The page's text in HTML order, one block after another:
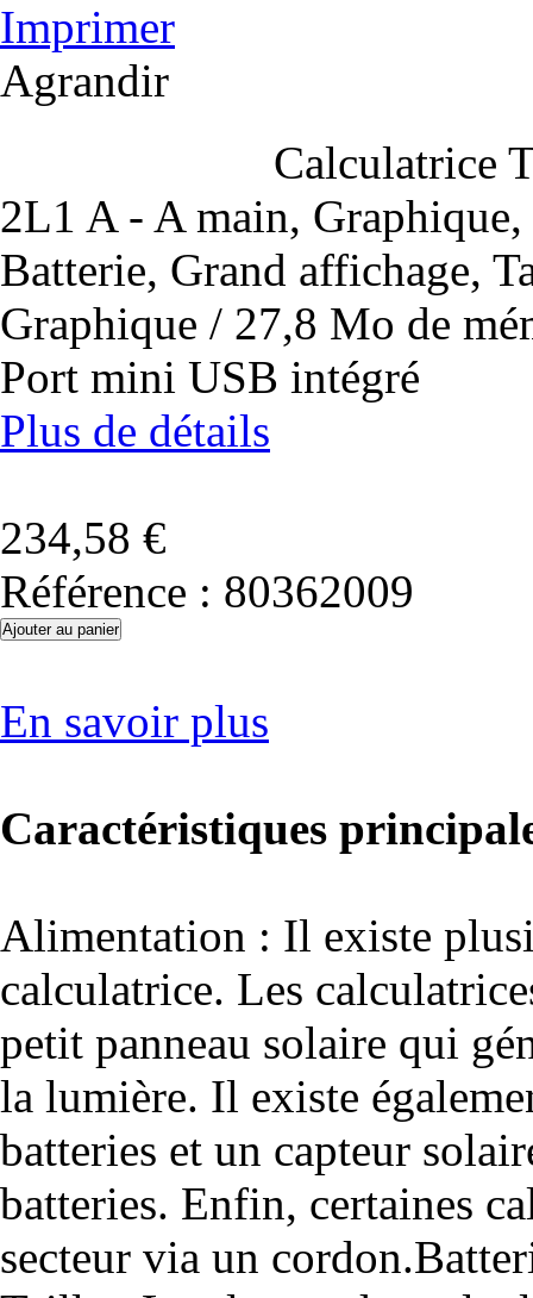
Imprimer
Agrandir
Calculatrice
2L1 A - A main,
Batterie, Grand affichage,
Graphique / 27,8 Mo de
Port mini USB intégré
Plus de détails
234,58 €
Référence : 80362009
En savoir plus
Caractéristiques
Alimentation : Il existe
calculatrice. Les
petit panneau solaire qui
la lumière. Il existe
batteries et un capteur
batteries. Enfin, certaines
secteur via un